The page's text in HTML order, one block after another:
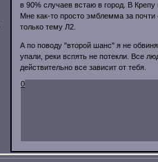
в 90% случаев встаю в город. В
Мне как-то просто эмблемма за
только тему Л2.
А по поводу "второй шанс" я не
упали, реки вспять не потекли. Все
действительно все зависит от тебя.
0